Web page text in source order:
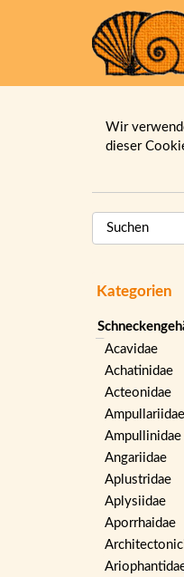
Wir
dieser
Kategorien
Acavidae
Achatinidae
Acteonidae
Ampullariidae
Ampullinidae
Angariidae
Aplustridae
Aplysiidae
Aporrhaidae